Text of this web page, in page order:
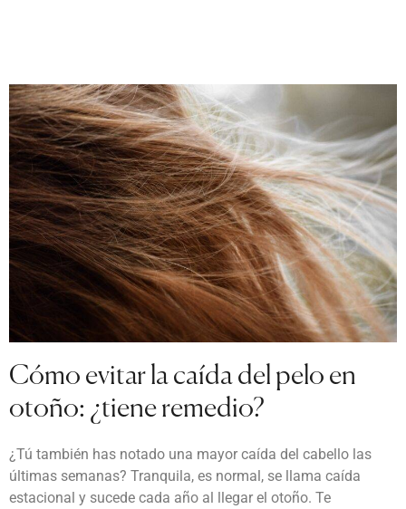
Cómo evitar la caída del pelo en
otoño: ¿tiene remedio?
¿Tú también has notado una mayor caída del cabello las
últimas semanas? Tranquila, es normal, se llama caída
estacional y sucede cada año al llegar el otoño. Te